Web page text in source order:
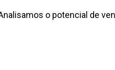
o potencial de